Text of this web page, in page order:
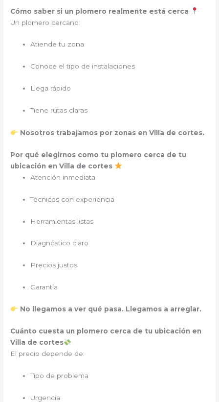
Cómo saber si un plomero realmente está cerca
Un plomero cercano:
Atiende tu zona
Conoce el tipo de instalaciones
Llega rápido
Tiene rutas claras
Nosotros trabajamos por zonas en Villa de cortes.
Por qué elegirnos como tu plomero cerca de tu
ubicación en Villa de cortes
Atención inmediata
Técnicos con experiencia
Herramientas listas
Diagnóstico claro
Precios justos
Garantía
No llegamos a ver qué pasa. Llegamos a arreglar.
Cuánto cuesta un plomero cerca de tu ubicación en
Villa de cortes
El precio depende de:
Tipo de problema
Urgencia